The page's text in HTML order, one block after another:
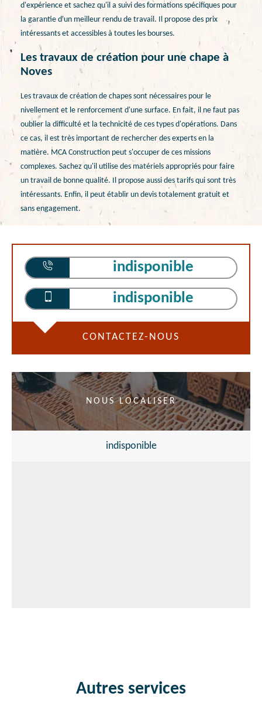
d'expérience et sachez qu'il a suivi des formations spécifiques pour
la garantie d'un meilleur rendu de travail. Il propose des prix
intéressants et accessibles à toutes les bourses.
Les travaux de création pour une chape à
Noves
Les travaux de création de chapes sont nécessaires pour le
nivellement et le renforcement d'une surface. En fait, il ne faut pas
oublier la difficulté et la technicité de ces types d'opérations. Dans
ce cas, il est très important de rechercher des experts en la
matière. MCA Construction peut s'occuper de ces missions
complexes. Sachez qu'il utilise des matériels appropriés pour faire
un travail de bonne qualité. Il propose aussi des tarifs qui sont très
intéressants. Enfin, il peut établir un devis totalement gratuit et
sans engagement.
indisponible
indisponible
CONTACTEZ-NOUS
NOUS LOCALISER
indisponible
Autres services